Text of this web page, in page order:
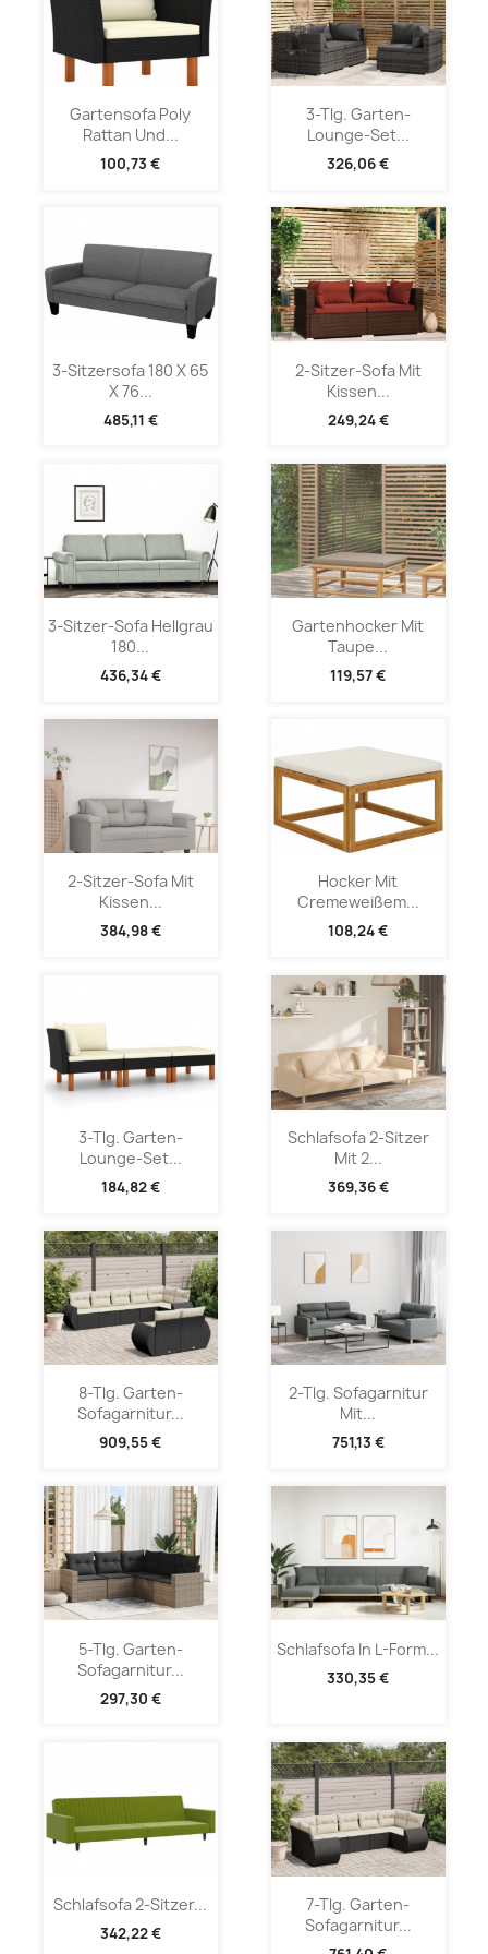
Gartensofa Poly
Rattan Und...
100,73 €
3-Tlg. Garten-
Lounge-Set...
326,06 €
3-Sitzersofa 180 X 65
X 76...
485,11 €
2-Sitzer-Sofa Mit
Kissen...
249,24 €
3-Sitzer-Sofa Hellgrau
180...
436,34 €
Gartenhocker Mit
Taupe...
119,57 €
2-Sitzer-Sofa Mit
Kissen...
384,98 €
Hocker Mit
Cremeweißem...
108,24 €
3-Tlg. Garten-
Lounge-Set...
184,82 €
Schlafsofa 2-Sitzer
Mit 2...
369,36 €
8-Tlg. Garten-
Sofagarnitur...
909,55 €
2-Tlg. Sofagarnitur
Mit...
751,13 €
5-Tlg. Garten-
Sofagarnitur...
297,30 €
Schlafsofa In L-Form...
330,35 €
Schlafsofa 2-Sitzer...
342,22 €
7-Tlg. Garten-
Sofagarnitur...